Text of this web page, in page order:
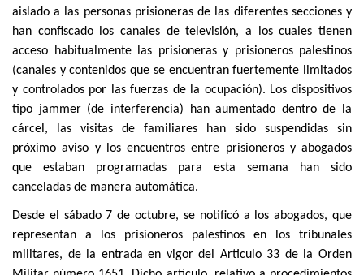
aislado a las personas prisioneras de las diferentes secciones y
han confiscado los canales de televisión, a los cuales tienen
acceso habitualmente las prisioneras y prisioneros palestinos
(canales y contenidos que se encuentran fuertemente limitados
y controlados por las fuerzas de la ocupación). Los dispositivos
tipo jammer (de interferencia) han aumentado dentro de la
cárcel, las visitas de familiares han sido suspendidas sin
próximo aviso y los encuentros entre prisioneros y abogados
que estaban programadas para esta semana han sido
canceladas de manera automática.
Desde el sábado 7 de octubre, se notificó a los abogados, que
representan a los prisioneros palestinos en los tribunales
militares, de la entrada en vigor del Articulo 33 de la Orden